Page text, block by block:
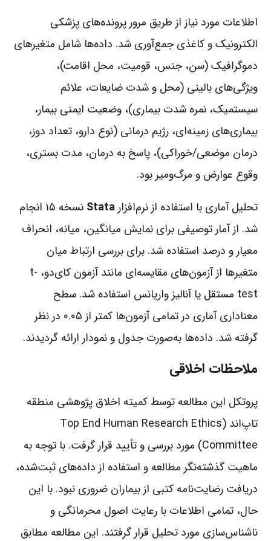
اطلاعات مورد نیاز از طریق مرور پرونده‌های پزشکی
الکترونیک و کاغذی جمع‌آوری شد. داده‌ها شامل متغیرهای
دموگرافیک (سن، جنس، قومیت، محل اقامت)،
ویژگی‌های بالینی (محل و شدت ضایعات، علائم
سیستمیک، نمره شدت بیماری)، وضعیت ایمنی بیمار،
بیماری‌های زمینه‌ای، رژیم درمانی (نوع دارو، تعداد دوز،
درمان موضعی/خوراکی)، پاسخ به درمان، مدت بستری،
وقوع عوارض و مرگ‌ومیر بود.
تحلیل آماری با استفاده از نرم‌افزارStata
نسخه ۱۵ انجام
شد. از آمار توصیفی برای نمایش میانگین، میانه، انحراف
معیار و درصد استفاده شد. برای بررسی ارتباط میان
متغیرها از آزمون‌های مقایسه‌ای مانند آزمون کای‌دو، t-
test مستقل یا آنالیز واریانس استفاده شد. سطح
معناداری آماری در تمامی آزمون‌ها کمتر از ۰.۰۵ در نظر
گرفته شد. داده‌ها به‌صورت جدول و نمودار ارائه گردیدند.
ملاحظات اخلاقی
پروتکل این مطالعه توسط کمیته اخلاق پژوهشی منطقه
تاپ‌اند (Top End Human Research Ethics
Committee) مورد بررسی و تأیید قرار گرفت. با توجه به
ماهیت گذشته‌نگر مطالعه و استفاده از داده‌های ثبت‌شده،
دریافت رضایت‌نامه کتبی از بیماران ضروری نبود. با این
حال، تمامی اطلاعات با رعایت اصول محرمانگی و
ناشناس‌سازی مورد تحلیل قرار گرفتند. این مطالعه مطابق